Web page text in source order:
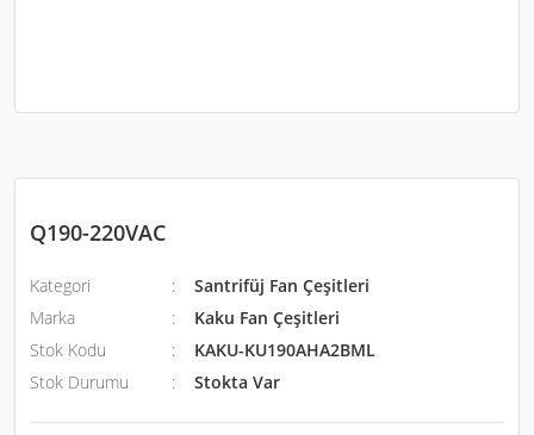
Q190-220VAC
Kategori
Santrifüj Fan Çeşitleri
Marka
Kaku Fan Çeşitleri
Stok Kodu
KAKU-KU190AHA2BML
Stok Durumu
Stokta Var